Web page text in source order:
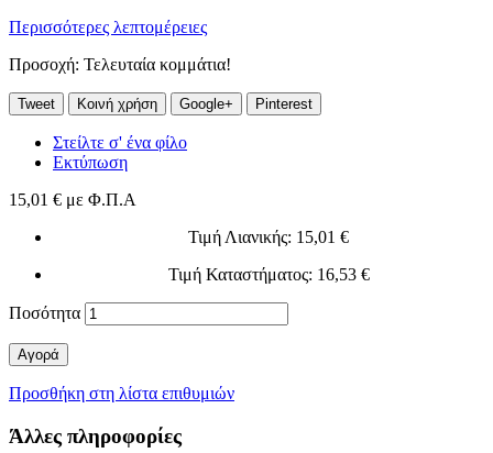
Περισσότερες λεπτομέρειες
Προσοχή: Τελευταία κομμάτια!
Tweet Κοινή χρήση Google+ Pinterest
Στείλτε σ' ένα φίλο
Εκτύπωση
15,01 € με Φ.Π.Α
Τιμή Λιανικής: 15,01 €
Τιμή Καταστήματος: 16,53 €
Ποσότητα
Αγορά
Προσθήκη στη λίστα επιθυμιών
Άλλες πληροφορίες